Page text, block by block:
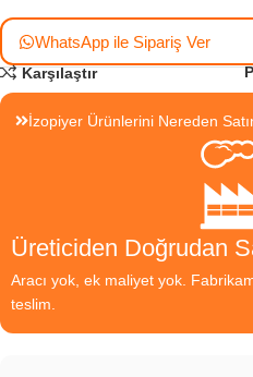
WhatsApp ile Sipariş Ver
Karşılaştır
İzopiyer Ürünlerini Nereden
Üreticiden Doğrudan
Aracı yok, ek maliyet yok.
teslim.